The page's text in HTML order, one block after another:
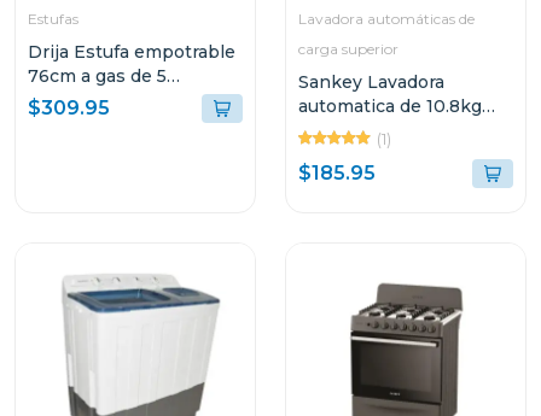
Estufas
Drija Estufa empotrable
76cm a gas de 5
quemadores ferrara 76
$309.95
Lavadora automáticas de
carga superior
Sankey Lavadora
automatica de 10.8kg
wma1090(1)
$185.95